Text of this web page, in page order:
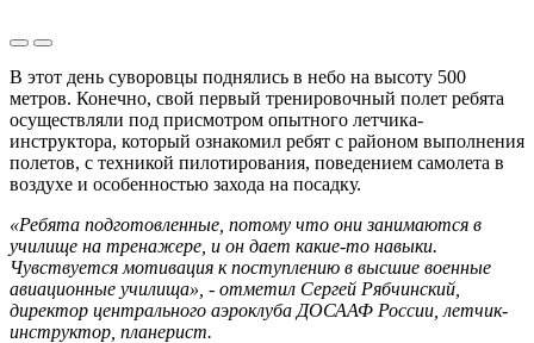
В этот день суворовцы поднялись в небо на высоту 500
метров. Конечно, свой первый тренировочный полет ребята
осуществляли под присмотром опытного летчика-
инструктора, который ознакомил ребят с районом выполнения
полетов, с техникой пилотирования, поведением самолета в
воздухе и особенностью захода на посадку.
«Ребята подготовленные, потому что они занимаются в
училище на тренажере, и он дает какие-то навыки.
Чувствуется мотивация к поступлению в высшие военные
авиационные училища», - отметил Сергей Рябчинский,
директор центрального аэроклуба ДОСААФ России, летчик-
инструктор, планерист.